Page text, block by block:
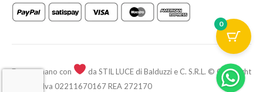
Fatto a mano con
da STIL LUCE di Balduzzi e C. S.R.L. © Copyright
2026 - P.Iva 02211670167 REA 272170
0